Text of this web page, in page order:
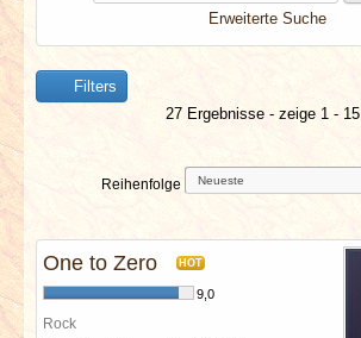
NEWS & DATES
BERICHTE
VERLOSUNGEN
SPECIALS
Erweiterte Suche
Filters
27 Ergebnisse - zeige 1 - 15
Reihenfolge
One to Zero HOT
9,0
Rock